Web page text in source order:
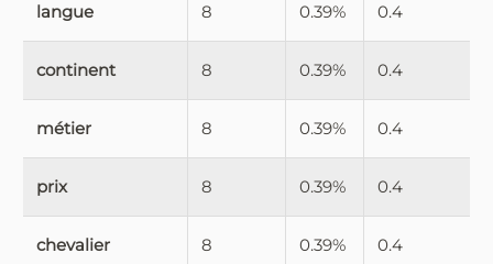
langue 8 0.39% 0.4
continent 8 0.39% 0.4
métier 8 0.39% 0.4
prix 8 0.39% 0.4
chevalier 8 0.39% 0.4